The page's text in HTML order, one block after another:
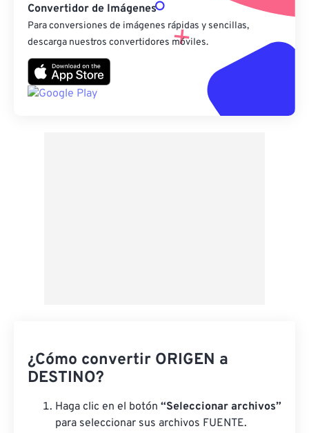
Convertidor de Imágenes
Para conversiones de imágenes rápidas y sencillas,
descarga nuestros convertidores móviles.
¿Cómo convertir ORIGEN a
DESTINO?
Haga clic en el botón “Seleccionar archivos”
para seleccionar sus archivos FUENTE.